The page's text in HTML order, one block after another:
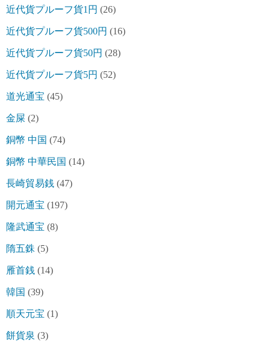
近代貨プルーフ貨1円 (26)
近代貨プルーフ貨500円 (16)
近代貨プルーフ貨50円 (28)
近代貨プルーフ貨5円 (52)
道光通宝 (45)
金屎 (2)
銅幣 中国 (74)
銅幣 中華民国 (14)
長崎貿易銭 (47)
開元通宝 (197)
隆武通宝 (8)
隋五銖 (5)
雁首銭 (14)
韓国 (39)
順天元宝 (1)
餅貨泉 (3)